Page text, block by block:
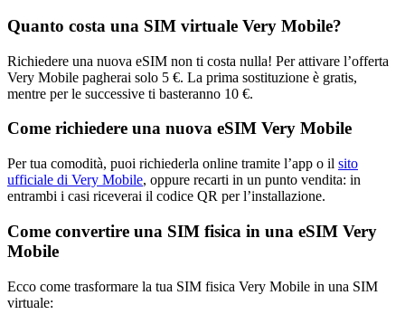
Quanto costa una SIM virtuale Very Mobile?
Richiedere una nuova eSIM non ti costa nulla! Per attivare l’offerta
Very Mobile pagherai solo 5 €. La prima sostituzione è gratis,
mentre per le successive ti basteranno 10 €.
Come richiedere una nuova eSIM Very Mobile
Per tua comodità, puoi richiederla online tramite l’app o il sito
ufficiale di Very Mobile, oppure recarti in un punto vendita: in
entrambi i casi riceverai il codice QR per l’installazione.
Come convertire una SIM fisica in una eSIM Very
Mobile
Ecco come trasformare la tua SIM fisica Very Mobile in una SIM
virtuale: